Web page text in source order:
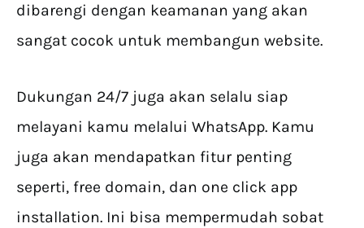
dibarengi dengan keamanan yang akan
sangat cocok untuk membangun website.
Dukungan 24/7 juga akan selalu siap
melayani kamu melalui WhatsApp. Kamu
juga akan mendapatkan fitur penting
seperti, free domain, dan one click app
installation. Ini bisa mempermudah sobat